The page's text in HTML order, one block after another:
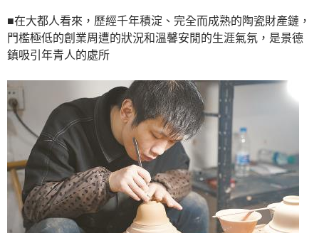
■在大都人看來，歷經千年積淀、完全而成熟的陶瓷財產鏈，
門檻極低的創業周遭的狀況和溫馨安閒的生涯氣氛，是景德
鎮吸引年青人的處所